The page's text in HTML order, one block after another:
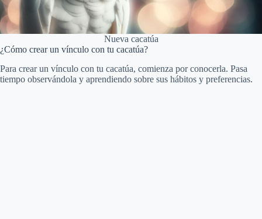
Nueva cacatúa
¿Cómo crear un vínculo con tu cacatúa?
Para crear un vínculo con tu cacatúa, comienza por conocerla. Pasa
tiempo observándola y aprendiendo sobre sus hábitos y preferencias.